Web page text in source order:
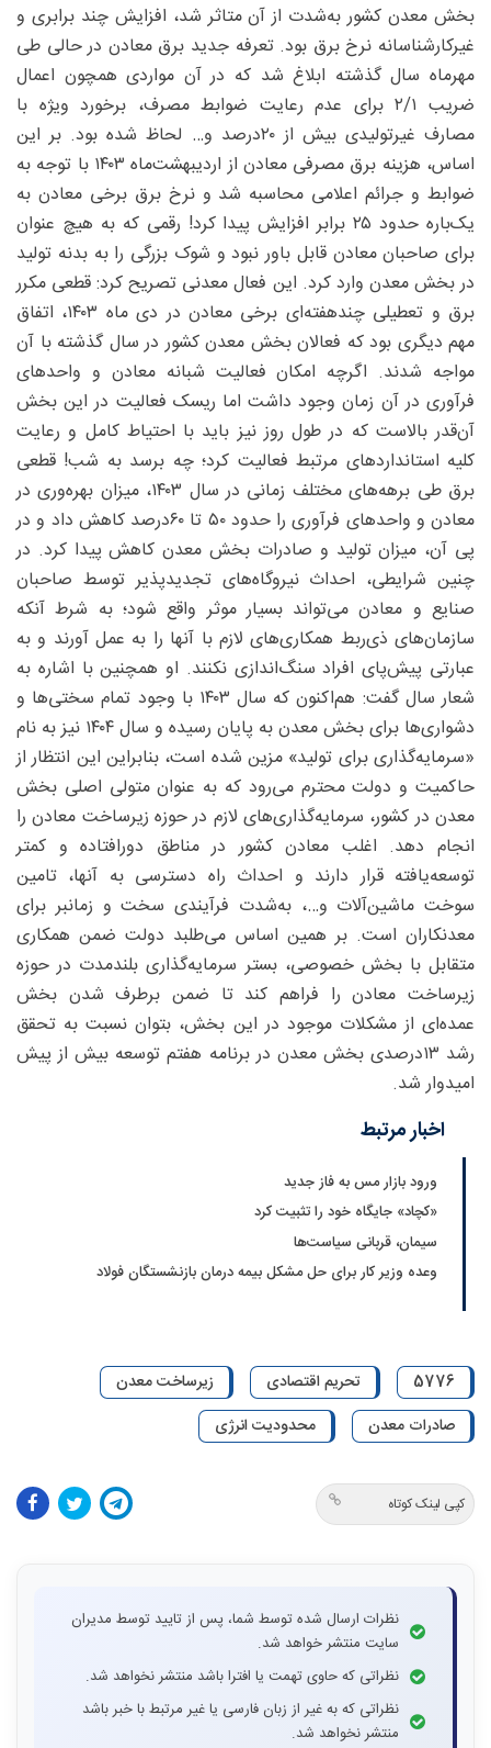
بخش معدن کشور به‌شدت از آن متاثر شد، افزایش چند برابری و
غیرکارشناسانه نرخ برق بود. تعرفه جدید برق معادن در حالی طی
مهرماه سال گذشته ابلاغ شد که در آن مواردی همچون اعمال
ضریب ۲/۱ برای عدم رعایت ضوابط مصرف، برخورد ویژه با
مصارف غیرتولیدی بیش از ۲۰‌درصد و… لحاظ شده بود. بر این
اساس، هزینه برق مصرفی معادن از اردیبهشت‌ماه ۱۴۰۳ با توجه به
ضوابط و جرائم اعلامی محاسبه شد و نرخ برق برخی معادن به
یک‌باره حدود ۲۵ برابر افزایش پیدا کرد! رقمی که به هیچ عنوان
برای صاحبان معادن قابل باور نبود و شوک بزرگی را به بدنه تولید
در بخش معدن وارد کرد. این فعال معدنی تصریح کرد: قطعی مکرر
برق و تعطیلی چندهفته‌ای برخی معادن در دی ماه ۱۴۰۳، اتفاق
مهم دیگری بود که فعالان بخش معدن کشور در سال گذشته با آن
مواجه شدند. اگرچه امکان فعالیت شبانه معادن و واحدهای
فرآوری در آن زمان وجود داشت اما ریسک فعالیت در این بخش
آن‌قدر بالاست که در طول روز نیز باید با احتیاط کامل و رعایت
کلیه استانداردهای مرتبط فعالیت کرد؛ چه برسد به شب! قطعی
برق طی برهه‌های مختلف زمانی در سال ۱۴۰۳، میزان بهره‌وری در
معادن و واحدهای فرآوری را حدود ۵۰ تا ۶۰‌درصد کاهش داد و در
پی آن، میزان تولید و صادرات بخش معدن کاهش پیدا کرد. در
چنین شرایطی، احداث نیروگاه‌های تجدیدپذیر توسط صاحبان
صنایع و معادن می‌تواند بسیار موثر واقع شود؛ به شرط آنکه
سازمان‌های ذی‌ربط همکاری‌های لازم با آنها را به عمل آورند و به
عبارتی پیش‌پای افراد سنگ‌اندازی نکنند. او همچنین با اشاره به
شعار سال گفت: هم‌اکنون که سال ۱۴۰۳ با وجود تمام سختی‌ها و
دشواری‌ها برای بخش معدن به پایان رسیده و سال ۱۴۰۴ نیز به نام
«سرمایه‌گذاری برای تولید» مزین شده است، بنابراین این انتظار از
حاکمیت و دولت محترم می‌رود که به عنوان متولی اصلی بخش
معدن در کشور، سرمایه‌گذاری‌های لازم در حوزه زیرساخت‌ معادن را
انجام دهد. اغلب معادن کشور در مناطق دورافتاده و کمتر
توسعه‌یافته قرار دارند و احداث راه دسترسی به آنها، تامین
سوخت ماشین‌آلات و…، به‌شدت فرآیندی سخت و زمانبر برای
معدنکاران است. بر همین اساس می‌طلبد دولت ضمن همکاری
متقابل با بخش خصوصی، بستر سرمایه‌گذاری بلندمدت در حوزه
زیرساخت معادن را فراهم کند تا ضمن برطرف شدن بخش
عمده‌ای از مشکلات موجود در این بخش، بتوان نسبت به تحقق
رشد ۱۳‌درصدی بخش معدن در برنامه هفتم توسعه بیش از پیش
امیدوار شد.
اخبار مرتبط
ورود بازار مس به فاز جدید
«کچاد» جایگاه خود را تثبیت کرد
سیمان، قربانی سیاست‌ها
وعده وزیر کار برای حل مشکل بیمه درمان بازنشستگان فولاد
5776 تحریم اقتصادی
زیرساخت معدن
صادرات معدن
محدودیت انرژی
کپی لینک کوتاه
نظرات ارسال شده توسط شما، پس از تایید توسط مدیران
سایت منتشر خواهد شد.
نظراتی که حاوی تهمت یا افترا باشد منتشر نخواهد شد.
نظراتی که به غیر از زبان فارسی یا غیر مرتبط با خبر باشد
منتشر نخواهد شد.